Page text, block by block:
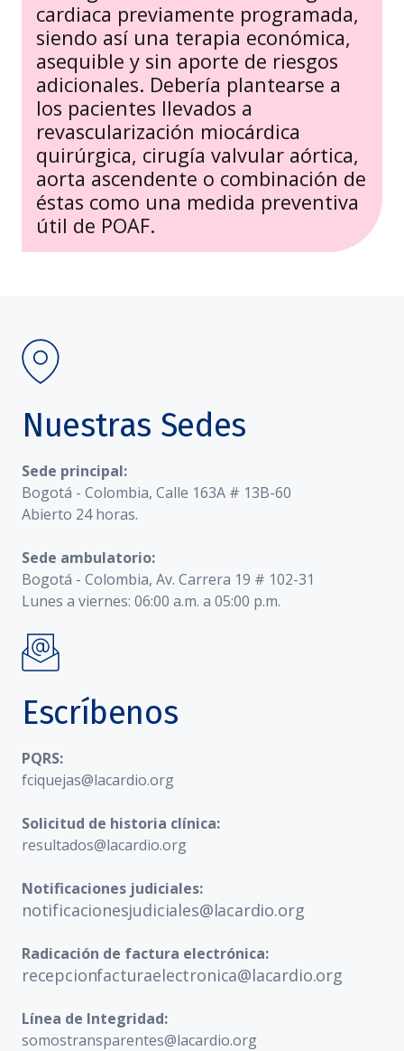
cardiaca previamente programada,
siendo así una terapia económica,
asequible y sin aporte de riesgos
adicionales. Debería plantearse a
los pacientes llevados a
revascularización miocárdica
quirúrgica, cirugía valvular aórtica,
aorta ascendente o combinación de
éstas como una medida preventiva
útil de POAF.
Nuestras Sedes
Sede principal:
Bogotá - Colombia, Calle 163A # 13B-60
Abierto 24 horas.
Sede ambulatorio:
Bogotá - Colombia, Av. Carrera 19 # 102-31
Lunes a viernes: 06:00 a.m. a 05:00 p.m.
Escríbenos
PQRS:
fciquejas@lacardio.org
Solicitud de historia clínica:
resultados@lacardio.org
Notificaciones judiciales:
notificacionesjudiciales@lacardio.org
Radicación de factura electrónica:
recepcionfacturaelectronica@lacardio.org
Línea de Integridad:
somostransparentes@lacardio.org